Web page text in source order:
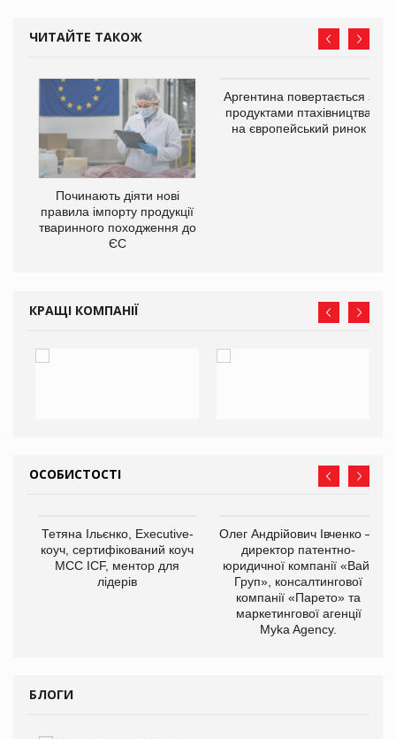
ЧИТАЙТЕ ТАКОЖ
Починають діяти нові
правила імпорту продукції
тваринного походження до
ЄС
Аргентина повертається з
продуктами птахівництва
на європейський ринок
КРАЩІ КОМПАНІЇ
ОСОБИСТОСТІ
Тетяна Ільєнко, Executive-
коуч, сертифікований коуч
МСС ICF, ментор для
лідерів
Олег Андрійович Івченко —
директор патентно-
юридичної компанії «Вайз
Груп», консалтингової
компанії «Парето» та
маркетингової агенції
Myka Agency.
БЛОГИ